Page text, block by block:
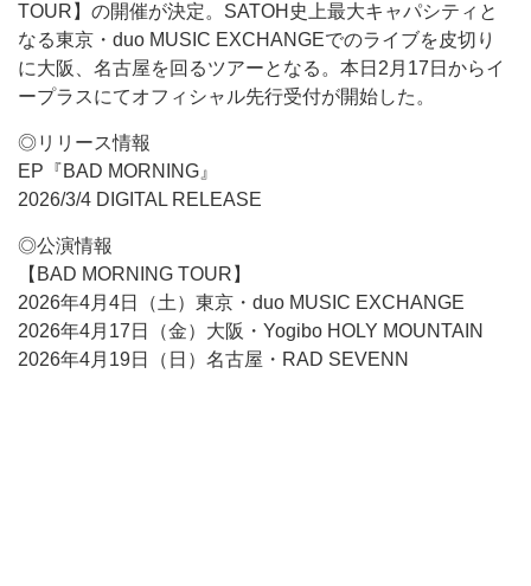
TOUR】の開催が決定。SATOH史上最大キャパシティと
なる東京・duo MUSIC EXCHANGEでのライブを皮切り
に大阪、名古屋を回るツアーとなる。本日2月17日からイ
ープラスにてオフィシャル先行受付が開始した。
◎リリース情報
EP『BAD MORNING』
2026/3/4 DIGITAL RELEASE
◎公演情報
【BAD MORNING TOUR】
2026年4月4日（土）東京・duo MUSIC EXCHANGE
2026年4月17日（金）大阪・Yogibo HOLY MOUNTAIN
2026年4月19日（日）名古屋・RAD SEVENN